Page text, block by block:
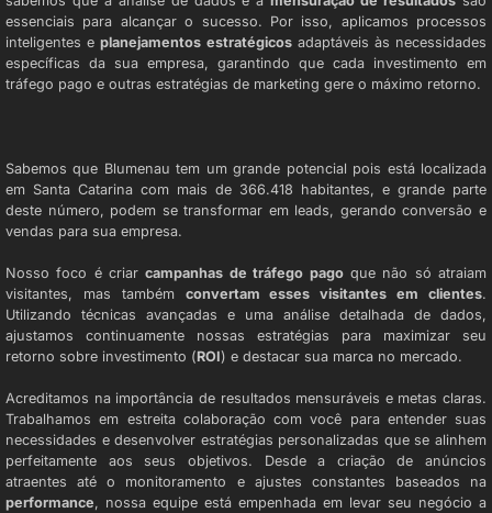
essenciais para alcançar o sucesso. Por isso, aplicamos processos
inteligentes eplanejamentos estratégicosadaptáveis às necessidades
específicas da sua empresa, garantindo que cada investimento em
tráfego pago e outras estratégias de marketing gere o máximo retorno.
Sabemos que Blumenau tem um grande potencial pois está localizada
em Santa Catarina com mais de 366.418 habitantes, e grande parte
deste número, podem se transformar em leads, gerando conversão e
vendas para sua empresa.
Nosso foco é criarcampanhas de tráfego pagoque não só atraiam
visitantes, mas também convertam esses visitantes em clientes.
Utilizando técnicas avançadas e uma análise detalhada de dados,
ajustamos continuamente nossas estratégias para maximizar seu
retorno sobre investimento (ROI) e destacar sua marca no mercado.
Acreditamos na importância de resultados mensuráveis e metas claras.
Trabalhamos em estreita colaboração com você para entender suas
necessidades e desenvolver estratégias personalizadas que se alinhem
perfeitamente aos seus objetivos. Desde a criação de anúncios
atraentes até o monitoramento e ajustes constantes baseados na
performance, nossa equipe está empenhada em levar seu negócio a